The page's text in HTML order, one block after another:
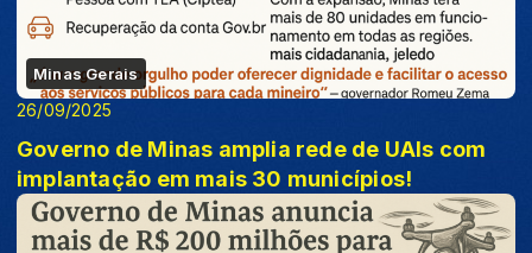
Minas Gerais
26/09/2025
Governo de Minas amplia rede de UAIs com
implantação em mais 30 municípios!